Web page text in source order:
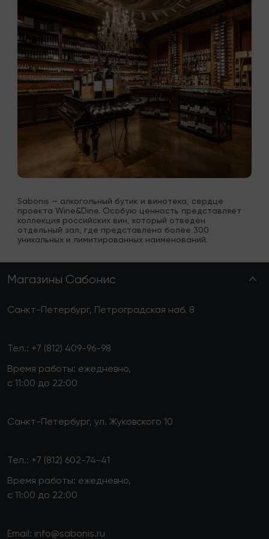
Sabonis — алкогольный бутик и винотека, сердце
проекта Wine&Dine. Особую ценность представляет
коллекция российских вин, который отведен
отдельный зал, где представлено более 300
уникальных и лимитированных наименований.
Магазины Сабонис
Санкт-Петербург, Петроградская наб. 8
Тел.: +7 (812) 409-96-98
Время работы: ежедневно,
с 11:00 до 22:00
Санкт-Петербург, ул. Жуковского 10
Тел.: +7 (812) 602-74-41
Время работы: ежедневно,
с 11:00 до 22:00
Email: info@sabonis.ru